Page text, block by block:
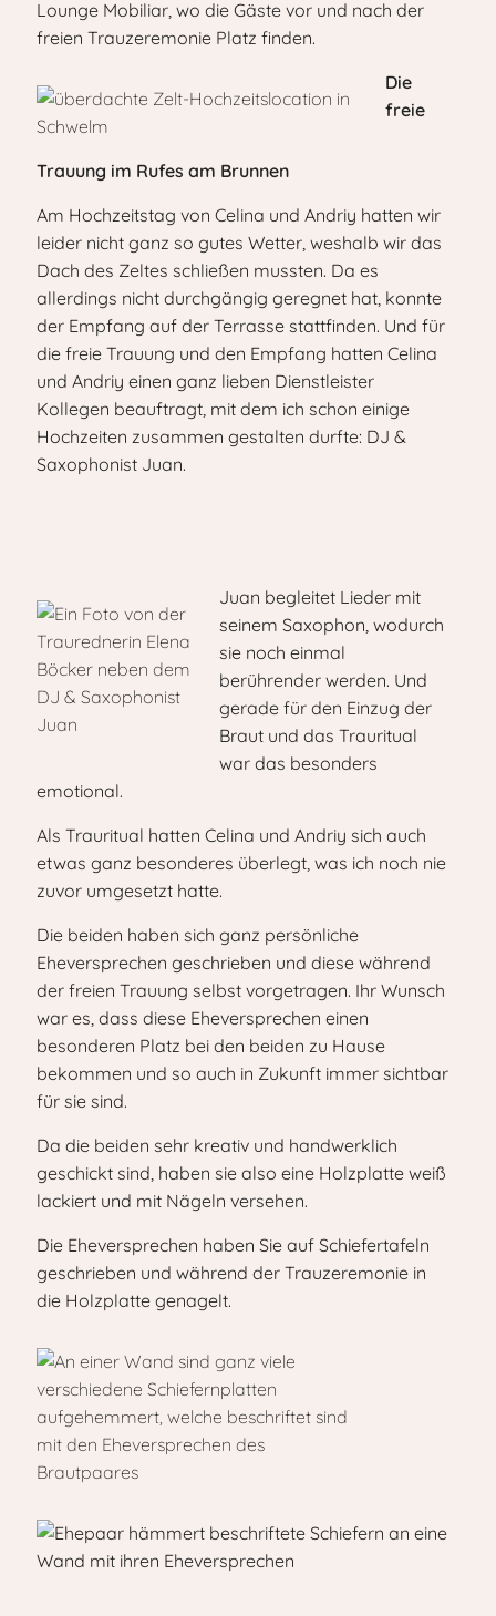
Lounge Mobiliar, wo die Gäste vor und nach der
freien Trauzeremonie Platz finden.
Die
freie
Trauung im Rufes am Brunnen
Am Hochzeitstag von Celina und Andriy hatten wir
leider nicht ganz so gutes Wetter, weshalb wir das
Dach des Zeltes schließen mussten. Da es
allerdings nicht durchgängig geregnet hat, konnte
der Empfang auf der Terrasse stattfinden. Und für
die freie Trauung und den Empfang hatten Celina
und Andriy einen ganz lieben Dienstleister
Kollegen beauftragt, mit dem ich schon einige
Hochzeiten zusammen gestalten durfte: DJ &
Saxophonist Juan.
Juan begleitet Lieder mit
seinem Saxophon, wodurch
sie noch einmal
berührender werden. Und
gerade für den Einzug der
Braut und das Trauritual
war das besonders
emotional.
Als Trauritual hatten Celina und Andriy sich auch
etwas ganz besonderes überlegt, was ich noch nie
zuvor umgesetzt hatte.
Die beiden haben sich ganz persönliche
Eheversprechen geschrieben und diese während
der freien Trauung selbst vorgetragen. Ihr Wunsch
war es, dass diese Eheversprechen einen
besonderen Platz bei den beiden zu Hause
bekommen und so auch in Zukunft immer sichtbar
für sie sind.
Da die beiden sehr kreativ und handwerklich
geschickt sind, haben sie also eine Holzplatte weiß
lackiert und mit Nägeln versehen.
Die Eheversprechen haben Sie auf Schiefertafeln
geschrieben und während der Trauzeremonie in
die Holzplatte genagelt.